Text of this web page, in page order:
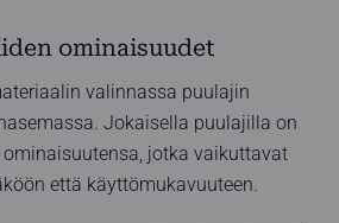
ominaisuudet
valinnassa puulajin
Jokaisella puulajilla on
jotka vaikuttavat
että käyttömukavuuteen.